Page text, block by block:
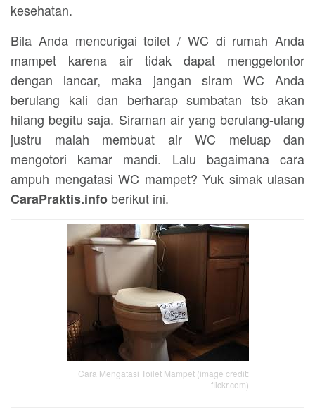
kesehatan.
Bila Anda mencurigai toilet / WC di rumah Anda
mampet karena air tidak dapat menggelontor
dengan lancar, maka jangan siram WC Anda
berulang kali dan berharap sumbatan tsb akan
hilang begitu saja. Siraman air yang berulang-ulang
justru malah membuat air WC meluap dan
mengotori kamar mandi. Lalu bagaimana cara
ampuh mengatasi WC mampet? Yuk simak ulasan
CaraPraktis.info berikut ini.
Cara Mengatasi Toilet Mampet (image credit:
flickr.com)